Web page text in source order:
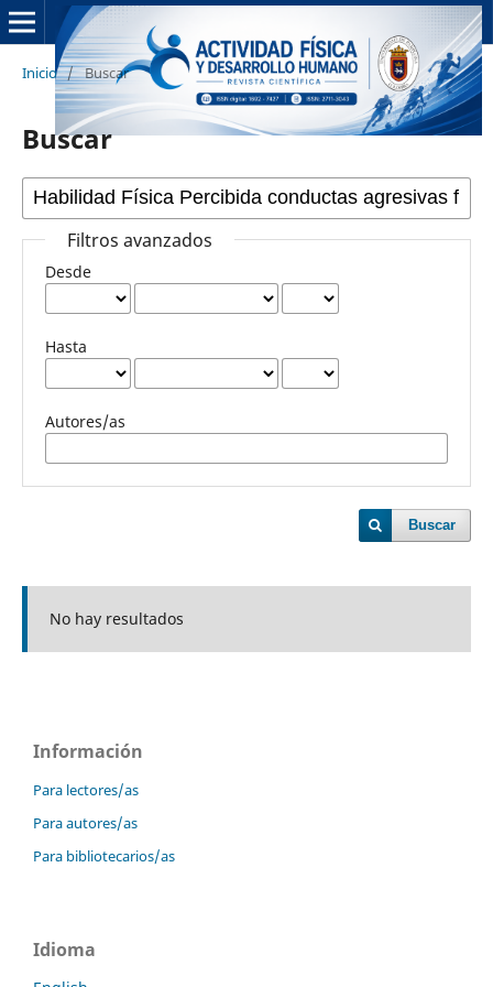
Inicio / Buscar
Buscar
Filtros avanzados
Desde
Hasta
Autores/as
Buscar
No hay resultados
Información
Para lectores/as
Para autores/as
Para bibliotecarios/as
Idioma